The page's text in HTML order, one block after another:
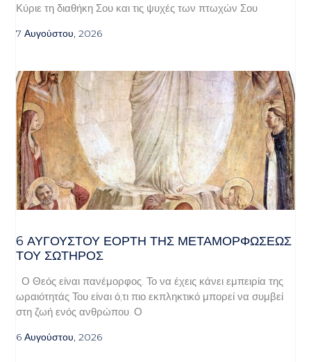
Κύριε τη διαθήκη Σου και τις ψυχές των πτωχών Σου
7 Αυγούστου, 2026
6 ΑΥΓΟΥΣΤΟΥ ΕΟΡΤΗ ΤΗΣ ΜΕΤΑΜΟΡΦΩΣΕΩΣ
ΤΟΥ ΣΩΤΗΡΟΣ
Ο Θεός είναι πανέμορφος. Το να έχεις κάνει εμπειρία της
ωραιότητάς Του είναι ό,τι πιο εκπληκτικό μπορεί να συμβεί
στη ζωή ενός ανθρώπου. Ο
6 Αυγούστου, 2026